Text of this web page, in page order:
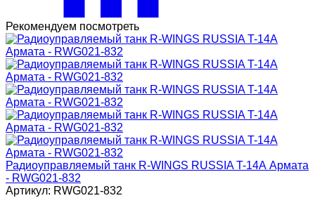
Рекомендуем посмотреть
Радиоуправляемый танк R-WINGS RUSSIA T-14А Армата
- RWG021-832
Артикул: RWG021-832